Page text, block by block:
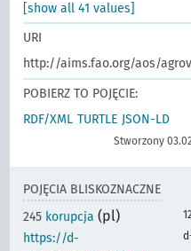
[show all 41 values]
URI
http://aims.fao.org/aos/
POBIERZ TO POJĘCIE:
RDF/XML TURTLE JSON-LD
Stworzony
POJĘCIA BLISKOZNACZNE
245 korupcja (pl)
https://d-